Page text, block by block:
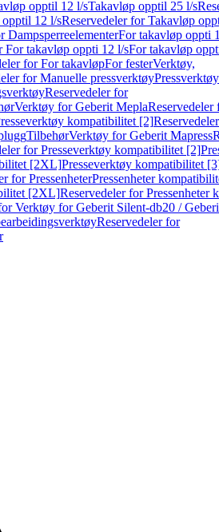
opptil 12 l/sTakavløp opptil 25 l/s
12 l/sReservedeler for Takavløp
DampsperreelementerFor takavløp oppti
For takavløp oppti 12 l/sFor takavløp
for For takavløpFor festerVerktøy,
for Manuelle pressverktøy
Reservedeler for
Verktøy for Geberit Mepla
kompatibilitet [2]
TilbehørVerktøy for Geberit Mapress
for Presseverktøy kompatibilitet [2]
[2XL]Presseverktøy kompatibilitet
for PressenheterPressenheter
[2XL]Reservedeler for Pressenheter
Verktøy for Geberit Silent-db20 /
Reservedeler for